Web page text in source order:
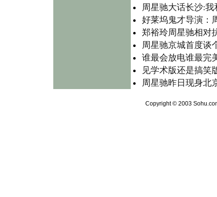
周星驰大话长沙:
好莱坞鬼才导演：
郑裕玲周星驰相对
周星驰京城首度谈
谁最会放电谁最完
见学术版还是搞笑
周星驰昨日现身北
Copyright © 2003